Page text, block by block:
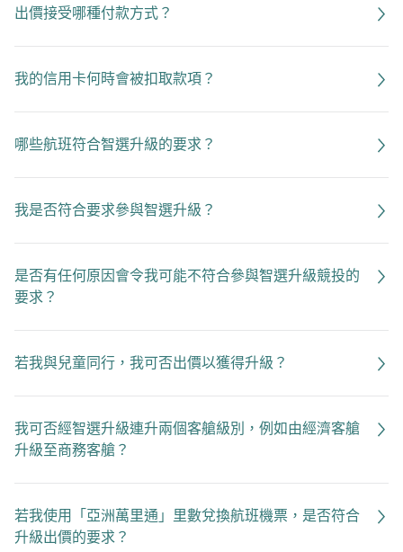
出價接受哪種付款方式？
我的信用卡何時會被扣取款項？
哪些航班符合智選升級的要求？
我是否符合要求參與智選升級？
是否有任何原因會令我可能不符合參與智選升級競投的
要求？
若我與兒童同行，我可否出價以獲得升級？
我可否經智選升級連升兩個客艙級別，例如由經濟客艙
升級至商務客艙？
若我使用「亞洲萬里通」里數兌換航班機票，是否符合
升級出價的要求？